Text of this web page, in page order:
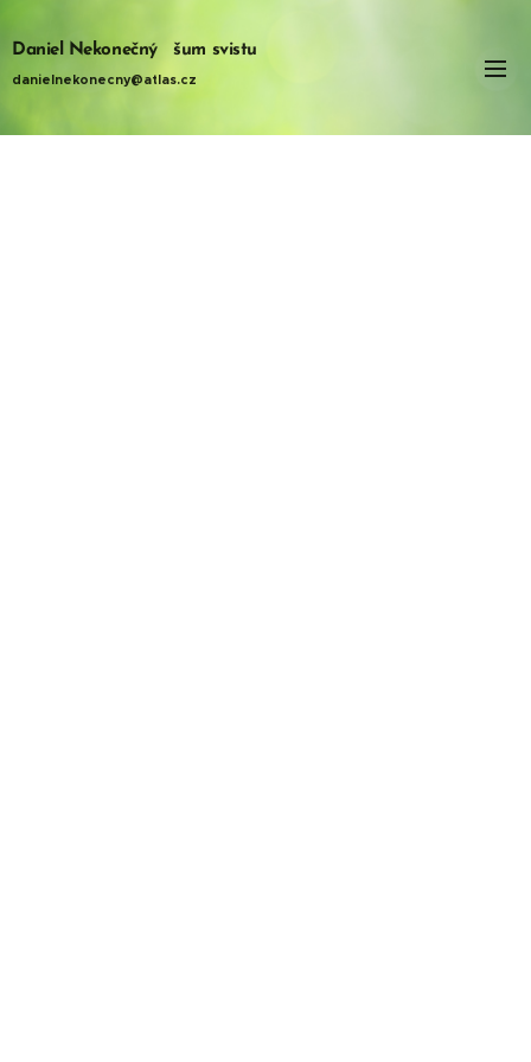
Daniel Nekonečný šum svistu
danielnekonecny@atlas.cz